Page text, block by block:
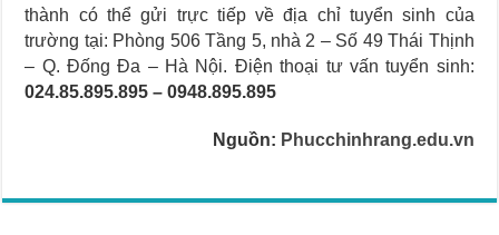
thành có thể gửi trực tiếp về địa chỉ tuyển sinh của
trường tại: Phòng 506 Tầng 5, nhà 2 – Số 49 Thái Thịnh
– Q. Đống Đa – Hà Nội. Điện thoại tư vấn tuyển sinh:
024.85.895.895 – 0948.895.895
Nguồn: Phucchinhrang.edu.vn